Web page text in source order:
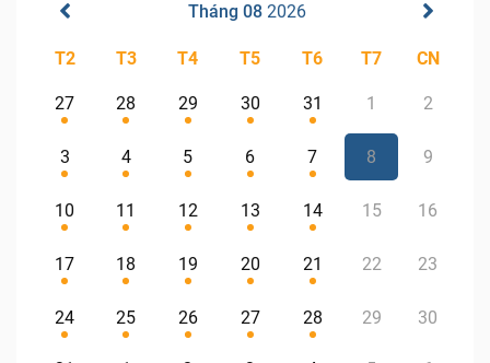
Tháng 08 2026
T2 T3 T4 T5 T6 T7 CN
27 28 29 30 31 1 2
3 4 5 6 7 8 9
10 11 12 13 14 15 16
17 18 19 20 21 22 23
24 25 26 27 28 29 30